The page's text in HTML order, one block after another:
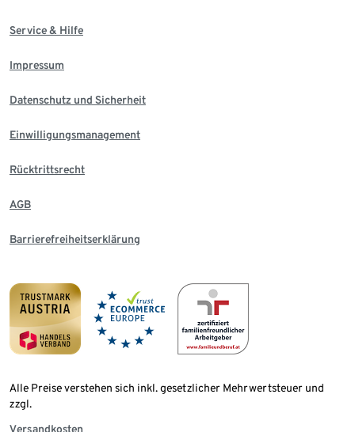
Service & Hilfe
Impressum
Datenschutz und Sicherheit
Einwilligungsmanagement
Rücktrittsrecht
AGB
Barrierefreiheitserklärung
Alle Preise verstehen sich inkl. gesetzlicher Mehrwertsteuer und
zzgl.
Versandkosten